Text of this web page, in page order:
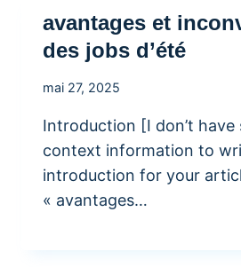
avantages et
des jobs d’été
mai 27, 2025
Introduction [I don’t
context information to
introduction for your
« avantages…